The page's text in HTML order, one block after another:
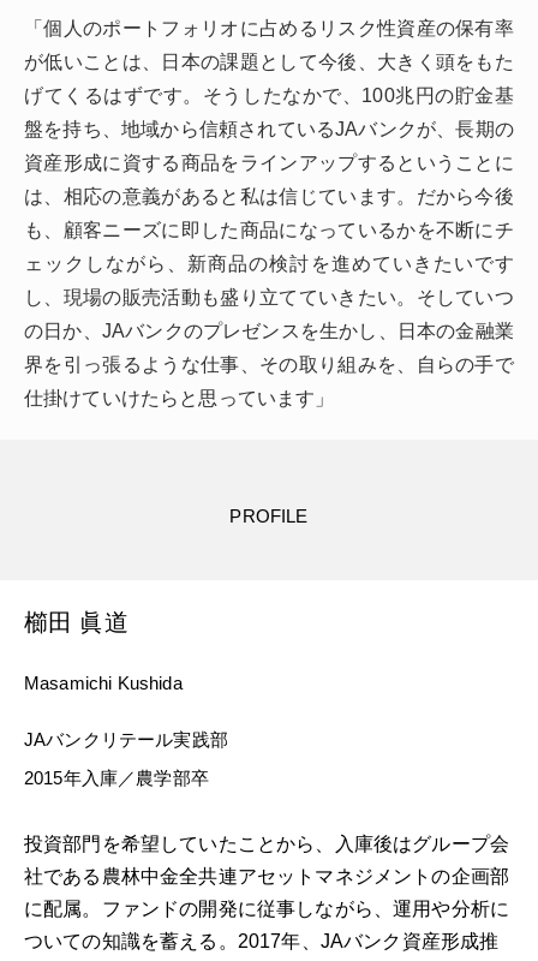
「個人のポートフォリオに占めるリスク性資産の保有率
が低いことは、日本の課題として今後、大きく頭をもた
げてくるはずです。そうしたなかで、100兆円の貯金基
盤を持ち、地域から信頼されているJAバンクが、長期の
資産形成に資する商品をラインアップするということに
は、相応の意義があると私は信じています。だから今後
も、顧客ニーズに即した商品になっているかを不断にチ
ェックしながら、新商品の検討を進めていきたいです
し、現場の販売活動も盛り立てていきたい。そしていつ
の日か、JAバンクのプレゼンスを生かし、日本の金融業
界を引っ張るような仕事、その取り組みを、自らの手で
仕掛けていけたらと思っています」
PROFILE
櫛田 眞道
Masamichi Kushida
JAバンクリテール実践部
2015年入庫／農学部卒
投資部門を希望していたことから、入庫後はグループ会
社である農林中金全共連アセットマネジメントの企画部
に配属。ファンドの開発に従事しながら、運用や分析に
ついての知識を蓄える。2017年、JAバンク資産形成推